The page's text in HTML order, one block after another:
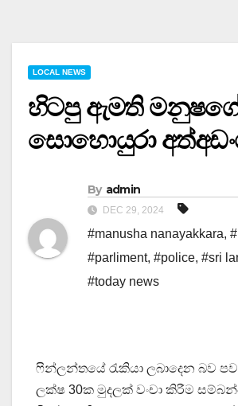
LOCAL NEWS
හිටපු ඇමති
සොහොයුරා
By admin
DEC 29, 2024
#manusha nanayakkara,
#parliment, #police, #sri
#today news
ෆින්ලන්තයේ රැකියා ලබාදෙන බව
ලක්ෂ 30ක මුදලක් වංචා කිරීම